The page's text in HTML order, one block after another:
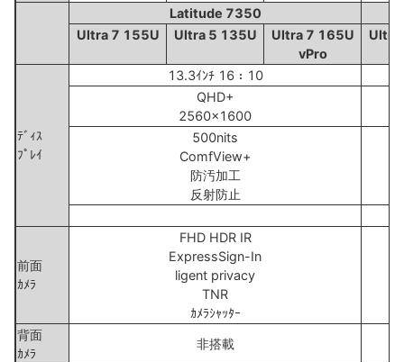
Latitude 7350
Ultra 7 155U
Ultra 5 135U
Ultra 7 165U
vPro
Ultra
ﾃﾞｨｽ
ﾌﾟﾚｲ
13.3ｲﾝﾁ 16：10
QHD+
2560x1600
500nits
ComfView+
防汚加工
反射防止
前面
ｶﾒﾗ
FHD HDR IR
ExpressSign-In
ligent privacy
TNR
ｶﾒﾗｼｬｯﾀｰ
背面
ｶﾒﾗ
非搭載